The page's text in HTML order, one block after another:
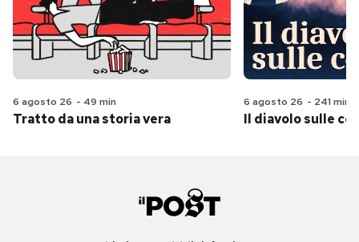
6 agosto 26 - 49 min
Tratto da una storia vera
6 agosto 26 - 241 min
Il diavolo sulle